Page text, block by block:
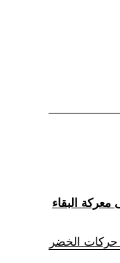
حركات الخضر